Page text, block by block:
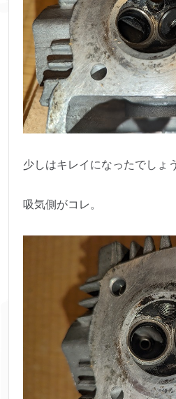
少しはキレイになったでしょ
吸気側がコレ。